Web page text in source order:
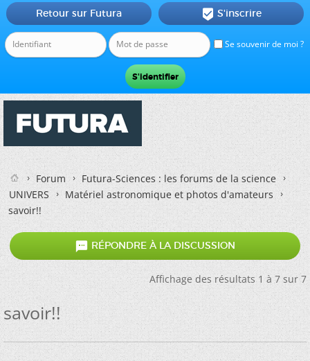
Se souvenir de moi ?
Retour sur Futura  S'inscrire
Forum
Futura-Sciences : les forums de la science
UNIVERS
Matériel astronomique et photos d'amateurs
savoir!!
 RÉPONDRE À LA DISCUSSION
Affichage des résultats 1 à 7 sur 7
savoir!!